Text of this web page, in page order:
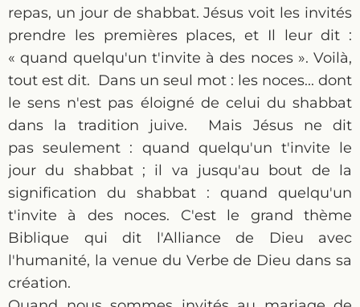
repas, un jour de shabbat. Jésus voit les invités
prendre les premières places, et Il leur dit :
« quand quelqu'un t'invite à des noces ». Voilà,
tout est dit. Dans un seul mot : les noces... dont
le sens n'est pas éloigné de celui du shabbat
dans la tradition juive. Mais Jésus ne dit
pas seulement : quand quelqu'un t'invite le
jour du shabbat ; il va jusqu'au bout de la
signification du shabbat : quand quelqu'un
t'invite à des noces. C'est le grand thème
Biblique qui dit l'Alliance de Dieu avec
l'humanité, la venue du Verbe de Dieu dans sa
création.